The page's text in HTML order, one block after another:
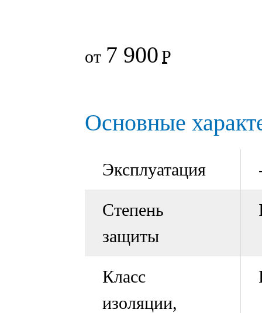
от 7 900Р
Основные
Эксплуатация
Степень
защиты
Класс
изоляции,